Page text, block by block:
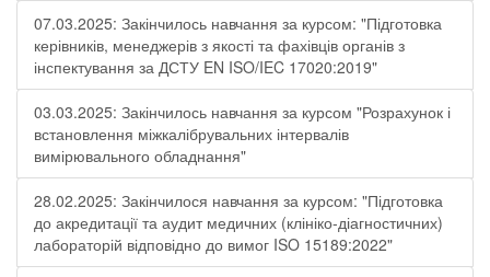
07.03.2025: Закінчилось навчання за курсом: "Підготовка
керівників, менеджерів з якості та фахівців органів з
інспектування за ДСТУ EN ISO/IEC 17020:2019"
03.03.2025: Закінчилось навчання за курсом "Розрахунок і
встановлення міжкалібрувальних інтервалів
вимірювального обладнання"
28.02.2025: Закінчилося навчання за курсом: "Підготовка
до акредитації та аудит медичних (клініко-діагностичних)
лабораторій відповідно до вимог ISO 15189:2022"